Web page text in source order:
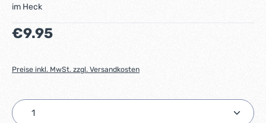
im Heck
Regulärer Preis:
€9.95
Preise inkl. MwSt. zzgl. Versandkosten
Produkt Anzahl: Gib den gewünschten Wert ein